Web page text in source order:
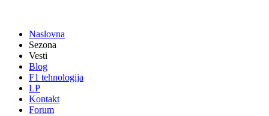
Naslovna
Sezona
Vesti
Blog
F1 tehnologija
LP
Kontakt
Forum